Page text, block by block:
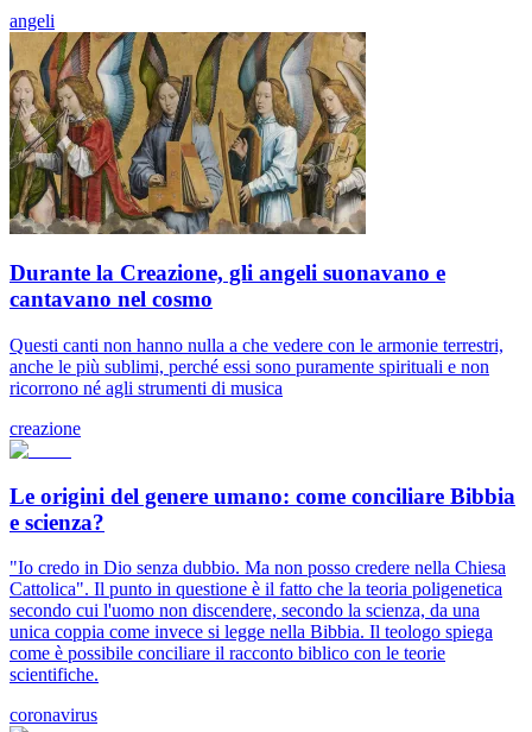
angeli
Durante la Creazione, gli angeli suonavano e
cantavano nel cosmo
Questi canti non hanno nulla a che vedere con le armonie terrestri,
anche le più sublimi, perché essi sono puramente spirituali e non
ricorrono né agli strumenti di musica
creazione
Le origini del genere umano: come conciliare Bibbia
e scienza?
"Io credo in Dio senza dubbio. Ma non posso credere nella Chiesa
Cattolica". Il punto in questione è il fatto che la teoria poligenetica
secondo cui l'uomo non discendere, secondo la scienza, da una
unica coppia come invece si legge nella Bibbia. Il teologo spiega
come è possibile conciliare il racconto biblico con le teorie
scientifiche.
coronavirus